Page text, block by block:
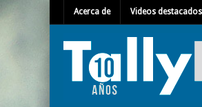
Acerca de Videos destacados